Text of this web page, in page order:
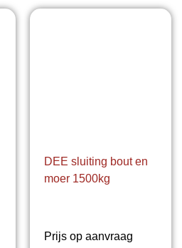
DEE sluiting bout en
moer 1500kg
Prijs op aanvraag